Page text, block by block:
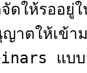
ดให้รออ
าตให้เข้า
แบบ